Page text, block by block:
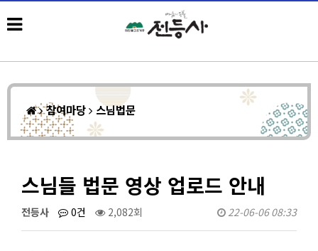
참여마당 스님법문
스님들 법문 영상 업로드 안내
전등사 0건 2,082회 22-06-06 08:33